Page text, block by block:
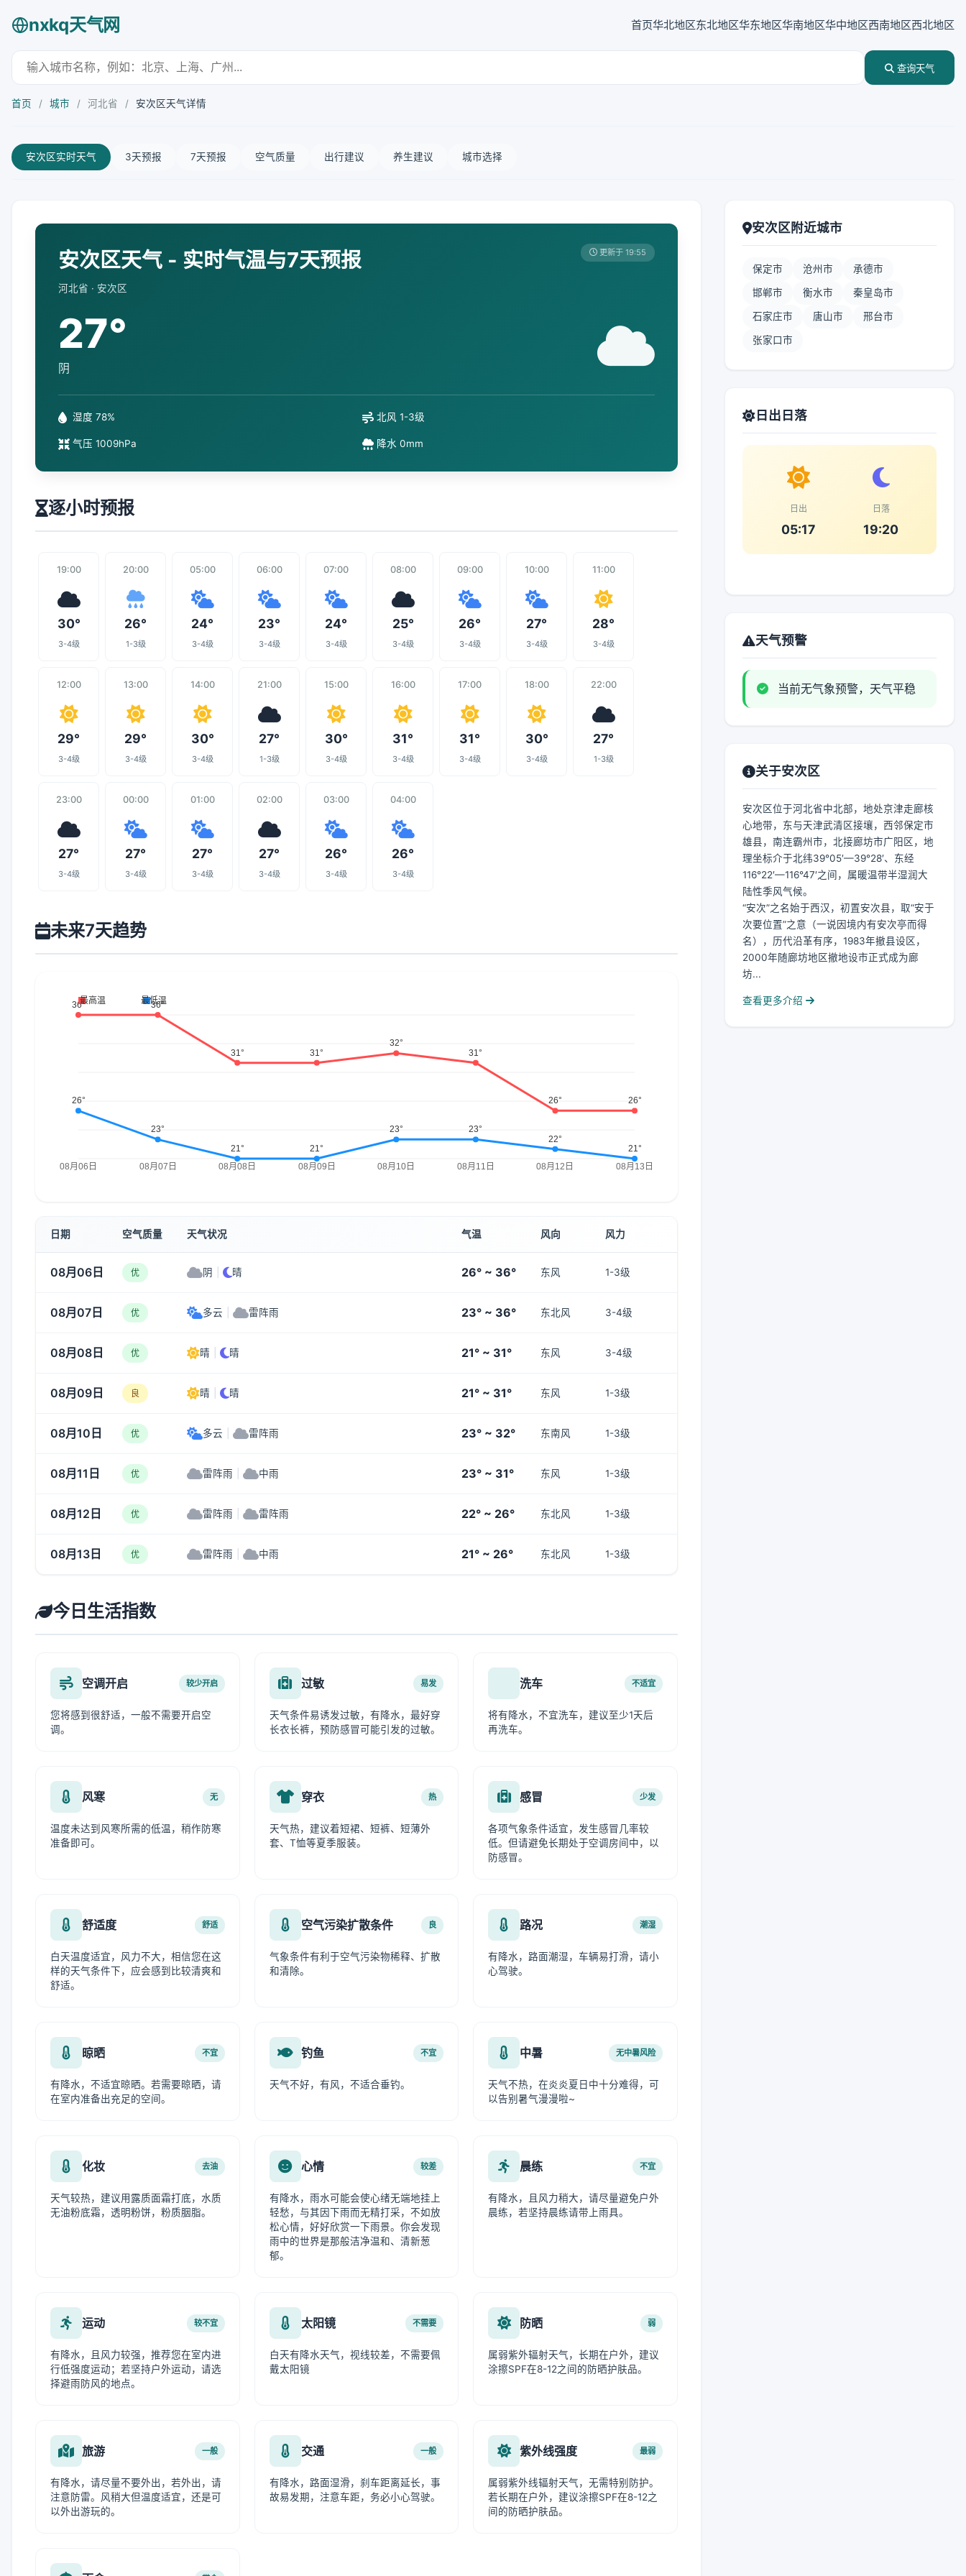
nxkq天气网 首页华北地区东北地区华东地区华南地区华中地区西南地区西北地区
查询天气
首页 / 城市 / 河北省 / 安次区天气详情
安次区实时天气 3天预报 7天预报 空气质量 出行建议 养生建议 城市选择
安次区天气 - 实时气温与7天预报
河北省 · 安次区
更新于 19:55
27°
阴
湿度 78% 北风 1-3级
气压 1009hPa 降水 0mm
逐小时预报
19:00
30°
3-4级
20:00
26°
1-3级
05:00
24°
3-4级
06:00
23°
3-4级
07:00
24°
3-4级
08:00
25°
3-4级
09:00
26°
3-4级
10:00
27°
3-4级
11:00
28°
3-4级
12:00
29°
3-4级
13:00
29°
3-4级
14:00
30°
3-4级
21:00
27°
1-3级
15:00
30°
3-4级
16:00
31°
3-4级
17:00
31°
3-4级
18:00
30°
3-4级
22:00
27°
1-3级
23:00
27°
3-4级
00:00
27°
3-4级
01:00
27°
3-4级
02:00
27°
3-4级
03:00
26°
3-4级
04:00
26°
3-4级
未来7天趋势
日期 空气质量 天气状况 气温 风向 风力
08月06日 优 阴 晴 26° ~ 36° 东风 1-3级
08月07日 优 多云 雷阵雨 23° ~ 36° 东北风 3-4级
08月08日 优 晴 晴 21° ~ 31° 东风 3-4级
08月09日 良 晴 晴 21° ~ 31° 东风 1-3级
08月10日 优 多云 雷阵雨 23° ~ 32° 东南风 1-3级
08月11日 优 雷阵雨 中雨 23° ~ 31° 东风 1-3级
08月12日 优 雷阵雨 雷阵雨 22° ~ 26° 东北风 1-3级
08月13日 优 雷阵雨 中雨 21° ~ 26° 东北风 1-3级
今日生活指数
空调开启 较少开启
您将感到很舒适，一般不需要开启空
调。
过敏 易发
天气条件易诱发过敏，有降水，最好穿
长衣长裤，预防感冒可能引发的过敏。
洗车 不适宜
将有降水，不宜洗车，建议至少1天后
再洗车。
风寒 无
温度未达到风寒所需的低温，稍作防寒
准备即可。
穿衣 热
天气热，建议着短裙、短裤、短薄外
套、T恤等夏季服装。
感冒 少发
各项气象条件适宜，发生感冒几率较
低。但请避免长期处于空调房间中，以
防感冒。
舒适度 舒适
白天温度适宜，风力不大，相信您在这
样的天气条件下，应会感到比较清爽和
舒适。
空气污染扩散条件 良
气象条件有利于空气污染物稀释、扩散
和清除。
路况 潮湿
有降水，路面潮湿，车辆易打滑，请小
心驾驶。
晾晒 不宜
有降水，不适宜晾晒。若需要晾晒，请
在室内准备出充足的空间。
钓鱼 不宜
天气不好，有风，不适合垂钓。
中暑 无中暑风险
天气不热，在炎炎夏日中十分难得，可
以告别暑气漫漫啦~
化妆 去油
天气较热，建议用露质面霜打底，水质
无油粉底霜，透明粉饼，粉质胭脂。
心情 较差
有降水，雨水可能会使心绪无端地挂上
轻愁，与其因下雨而无精打采，不如放
松心情，好好欣赏一下雨景。你会发现
雨中的世界是那般洁净温和、清新葱
郁。
晨练 不宜
有降水，且风力稍大，请尽量避免户外
晨练，若坚持晨练请带上雨具。
运动 较不宜
有降水，且风力较强，推荐您在室内进
行低强度运动；若坚持户外运动，请选
择避雨防风的地点。
太阳镜 不需要
白天有降水天气，视线较差，不需要佩
戴太阳镜
防晒 弱
属弱紫外辐射天气，长期在户外，建议
涂擦SPF在8-12之间的防晒护肤品。
旅游 一般
有降水，请尽量不要外出，若外出，请
注意防雷。风稍大但温度适宜，还是可
以外出游玩的。
交通 一般
有降水，路面湿滑，刹车距离延长，事
故易发期，注意车距，务必小心驾驶。
紫外线强度 最弱
属弱紫外线辐射天气，无需特别防护。
若长期在户外，建议涂擦SPF在8-12之
间的防晒护肤品。
安次区附近城市
保定市 沧州市 承德市
邯郸市 衡水市 秦皇岛市
石家庄市 唐山市 邢台市
张家口市
日出日落
日出
05:17
日落
19:20
天气预警
当前无气象预警，天气平稳
关于安次区
安次区位于河北省中北部，地处京津走廊核
心地带，东与天津武清区接壤，西邻保定市
雄县，南连霸州市，北接廊坊市广阳区，地
理坐标介于北纬39°05′—39°28′、东经
116°22′—116°47′之间，属暖温带半湿润大
陆性季风气候。
“安次”之名始于西汉，初置安次县，取“安于
次要位置”之意（一说因境内有安次亭而得
名），历代沿革有序，1983年撤县设区，
2000年随廊坊地区撤地设市正式成为廊
坊...
查看更多介绍